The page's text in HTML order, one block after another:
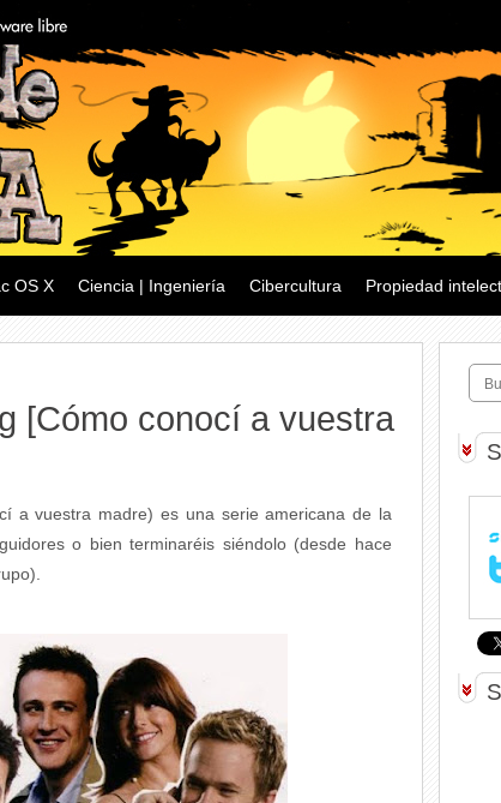
OS X Ciencia | Ingeniería Cibercultura Propiedad
[Cómo conocí a vuestra
a vuestra madre) es una serie americana de la
o bien terminaréis siéndolo (desde hace